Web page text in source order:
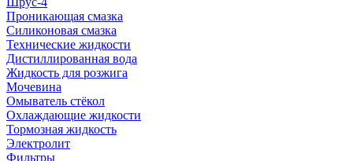
Проникающая смазка
Силиконовая смазка
Технические жидкости
Дистиллированная вода
Жидкость для розжига
Мочевина
Омыватель стёкол
Охлаждающие жидкости
Тормозная жидкость
Электролит
Фильтры